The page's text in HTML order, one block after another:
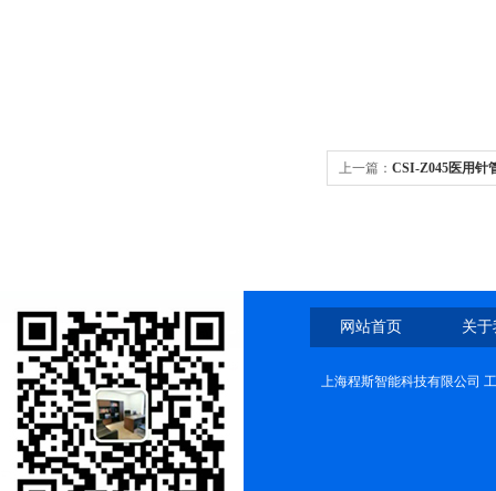
上一篇： CSI-Z045医用针
网站首页 关
上海程斯智能科技有限公司